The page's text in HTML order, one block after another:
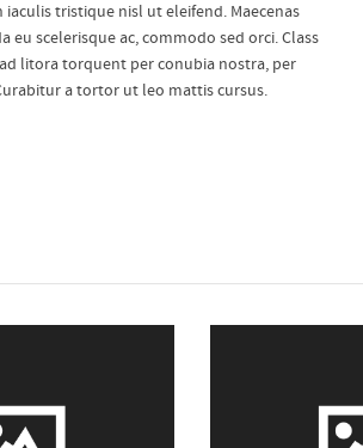
tristique nisl ut eleifend. Maecenas
eu scelerisque ac, commodo sed orci. Class
litora torquent per conubia nostra, per
a tortor ut leo mattis cursus.